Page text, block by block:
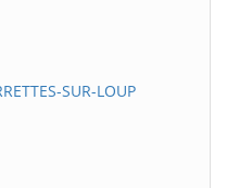
SUR-LOUP